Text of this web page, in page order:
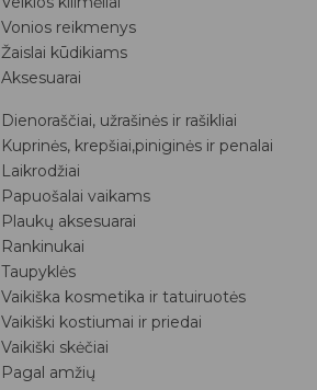
Vonios reikmenys
Žaislai kūdikiams
Aksesuarai
Dienoraščiai, užrašinės ir rašikliai
Kuprinės, krepšiai,piniginės ir penalai
Laikrodžiai
Papuošalai vaikams
Plaukų aksesuarai
Rankinukai
Taupyklės
Vaikiška kosmetika ir tatuiruotės
Vaikiški kostiumai ir priedai
Vaikiški skėčiai
Pagal amžių